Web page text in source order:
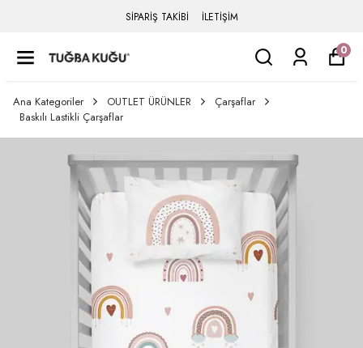
SİPARİŞ TAKİBİ İLETİŞİM
0
Ana Kategoriler OUTLET ÜRÜNLER
Çarşaflar
Baskılı Lastikli Çarşaflar